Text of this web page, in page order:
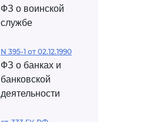
ФЗ о воинской
службе
N 395-1 от 02.12.1990
ФЗ о банках и
банковской
деятельности